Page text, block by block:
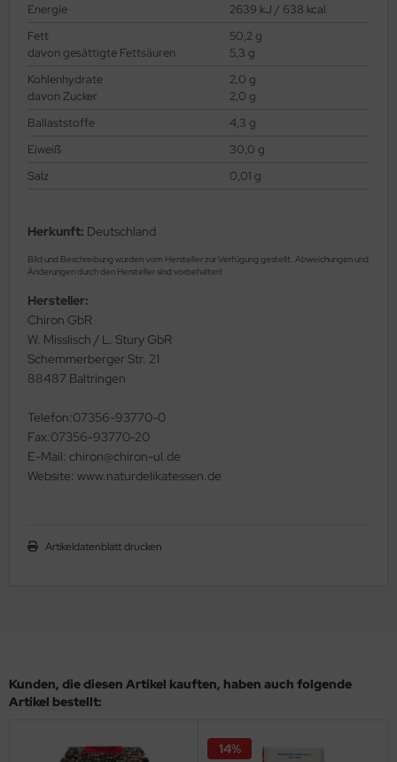
Energie
2639 kJ / 638 kcal
Fett
davon gesättigte Fettsäuren
50,2 g
5,3 g
Kohlenhydrate
davon Zucker
2,0 g
2,0 g
Ballaststoffe
4,3 g
Eiweiß
30,0 g
Salz
0,01 g
Herkunft: Deutschland
Bild und Beschreibung wurden vom Hersteller zur Verfügung gestellt. Abweichungen und
Änderungen durch den Hersteller sind vorbehalten!
Hersteller:
Chiron GbR
W. Misslisch / L. Stury GbR
Schemmerberger Str. 21
88487 Baltringen
Telefon:07356-93770-0
Fax:07356-93770-20
E-Mail: chiron@chiron-ul.de
Website: www.naturdelikatessen.de
Artikeldatenblatt drucken
Kunden, die diesen Artikel kauften, haben auch folgende
Artikel bestellt:
14%